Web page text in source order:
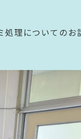
理についてのお